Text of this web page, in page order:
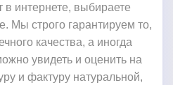
интернете, выбираете
Мы строго гарантируем то,
качества, а иногда
увидеть и оценить на
и фактуру натуральной,